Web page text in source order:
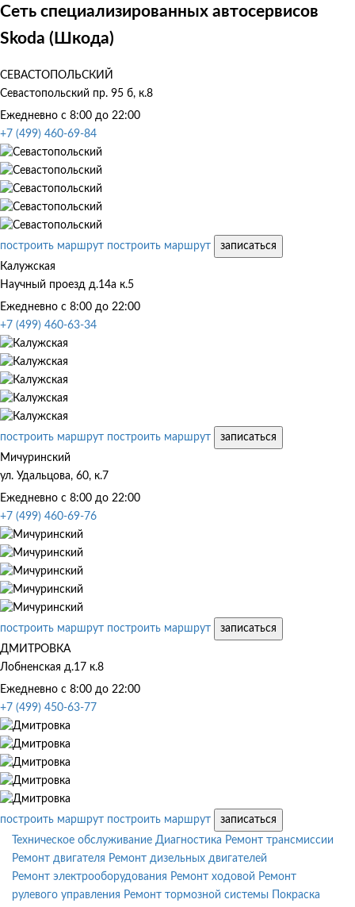
Сеть специализированных автосервисов
Skoda (Шкода)
СЕВАСТОПОЛЬСКИЙ
Севастопольский пр. 95 б, к.8
Ежедневно с 8:00 до 22:00
+7 (499) 460-69-84
построить маршрут построить маршрут
записаться
Калужская
Научный проезд д.14а к.5
Ежедневно с 8:00 до 22:00
+7 (499) 460-63-34
построить маршрут построить маршрут
записаться
Мичуринский
ул. Удальцова, 60, к.7
Ежедневно с 8:00 до 22:00
+7 (499) 460-69-76
построить маршрут построить маршрут
записаться
ДМИТРОВКА
Лобненская д.17 к.8
Ежедневно с 8:00 до 22:00
+7 (499) 450-63-77
построить маршрут построить маршрут
записаться
Техническое обслуживание Диагностика Ремонт трансмиссии
Ремонт двигателя Ремонт дизельных двигателей
Ремонт электрооборудования Ремонт ходовой Ремонт
рулевого управления Ремонт тормозной системы
Покраска